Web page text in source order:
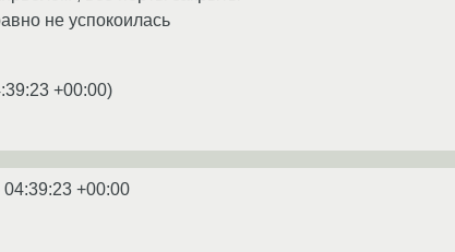
не успокоилась
+00:00)
+00:00